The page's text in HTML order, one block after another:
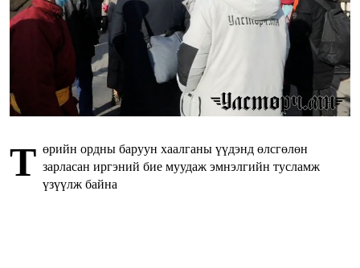
Т өрийн ордны баруун хаалганы үүдэнд өлсгөлөн
зарласан иргэний бие муудаж эмнэлгийн тусламж
үзүүлж байна